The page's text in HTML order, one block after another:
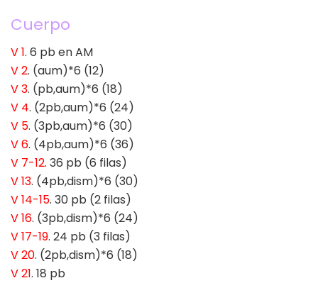
Cuerpo
V 1. 6 pb en AM
V 2. (aum)*6 (12)
V 3. (pb,aum)*6 (18)
V 4. (2pb,aum)*6 (24)
V 5. (3pb,aum)*6 (30)
V 6. (4pb,aum)*6 (36)
V 7-12. 36 pb (6 filas)
V 13. (4pb,dism)*6 (30)
V 14-15. 30 pb (2 filas)
V 16. (3pb,dism)*6 (24)
V 17-19. 24 pb (3 filas)
V 20. (2pb,dism)*6 (18)
V 21. 18 pb